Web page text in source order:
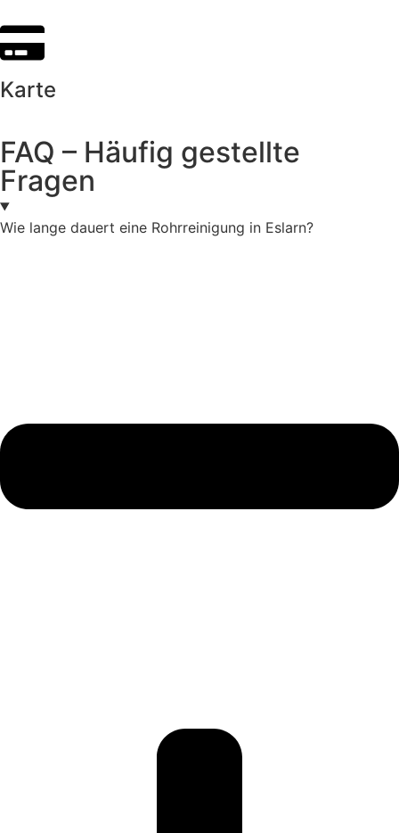
Karte
FAQ – Häufig gestellte
Fragen
Wie lange dauert eine Rohrreinigung in Eslarn?